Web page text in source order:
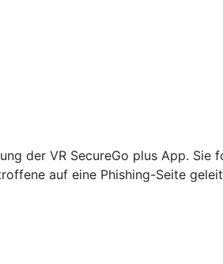
der VR SecureGo plus App.
auf eine Phishing-Seite